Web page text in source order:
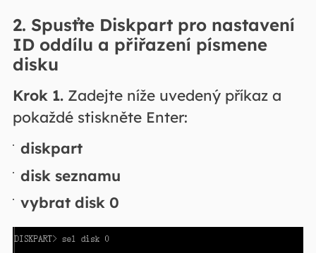
2. Spusťte Diskpart pro nastavení
ID oddílu a přiřazení písmene
disku
Krok 1.Zadejte níže uvedený příkaz a
pokaždé stiskněte Enter:
diskpart
disk seznamu
vybrat disk 0